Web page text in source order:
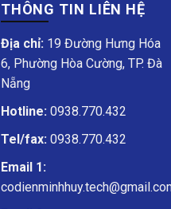
THÔNG TIN LIÊN HỆ
Địa chỉ:19 Đường Hưng Hóa
6, Phường Hòa Cường, TP. Đà
Nẵng
Hotline: 0938.770.432
Tel/fax: 0938.770.432
Email 1: